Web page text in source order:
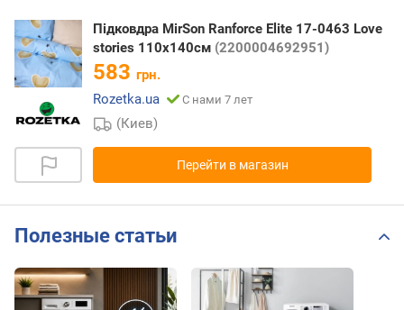
Підковдра MirSon Ranforce Elite 17-0463 Love
stories 110x140см (2200004692951)
583 грн.
Rozetka.ua
С нами 7 лет
(Киев)
Перейти в магазин
Полезные статьи